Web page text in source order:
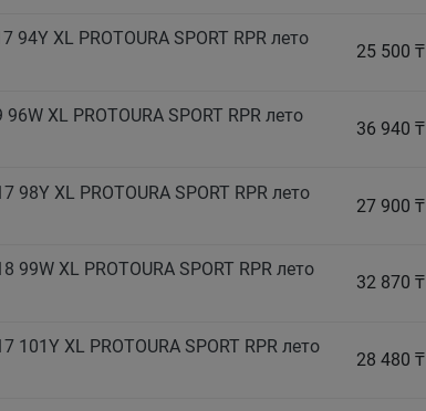
XL PROTOURA SPORT RPR лето
25 500 ₸
XL PROTOURA SPORT RPR лето
36 940 ₸
XL PROTOURA SPORT RPR лето
27 900 ₸
XL PROTOURA SPORT RPR лето
32 870 ₸
XL PROTOURA SPORT RPR лето
28 480 ₸